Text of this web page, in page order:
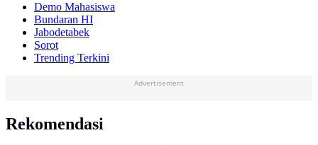
Demo Mahasiswa
Bundaran HI
Jabodetabek
Sorot
Trending Terkini
Advertisement
Rekomendasi